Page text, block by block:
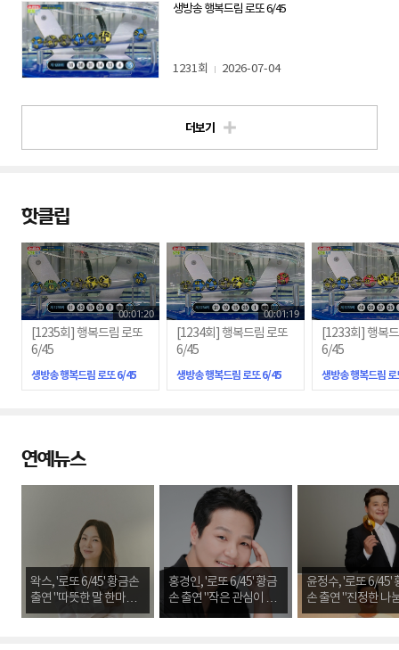
생방송 행복드림 로또 6/45
1231회 2026-07-04
더보기
핫클립
00:01:20
[1235회] 행복드림 로또
6/45
생방송 행복드림 로또 6/45
00:01:19
[1234회] 행복드림 로또
6/45
생방송 행복드림 로또 6/45
[1233회] 행복
6/45
생방송 행복드림
연예뉴스
왁스, '로또 6/45' 황금손
출연 "따뜻한 말 한마디
도 큰 힘"
홍경인, '로또 6/45' 황금
손 출연 "작은 관심이 나
눔의 시작"
윤정수, '로또 6/45'
손 출연 "진정한 나
필요한 곳에 정확히